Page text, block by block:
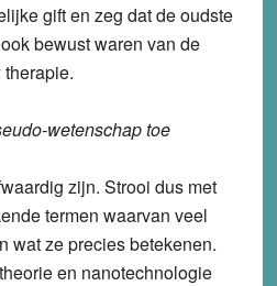
gift en zeg dat de oudste
bewust waren van de
wetenschap toe
zijn. Strooi dus met
termen waarvan veel
wat ze precies betekenen.
en nanotechnologie